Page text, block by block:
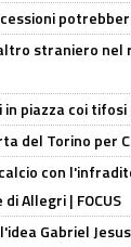
straniero
piazza coi tifosi |
del Torino per
con
Allegri | FOCUS
Gabriel